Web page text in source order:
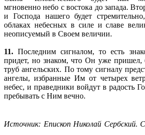
мгновенно небо с востока до запада.
и Господа нашего будет
облаках небесных в силе и славе
неописуемый в Своем величии.
11. Последним сигналом, то есть
придет, но знаком, что Он уже пришел,
труб ангельских. По тому сигналу
ангелы, избранные Им от четырех
небес, и праведники войдут в радость
пребывать с Ним вечно.
Источник: Епископ Николай Сербский.